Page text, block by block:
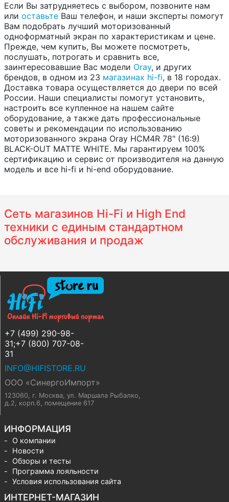
Если Вы затрудняетесь с выбором, позвоните нам
или оставьте Ваш телефон, и наши эксперты помогут
Вам подобрать лучший моторизованный
одноформатный экран по характеристикам и цене.
Прежде, чем купить, Вы можете посмотреть,
послушать, потрогать и сравнить все,
заинтересовавшие Вас модели Oray, и других
брендов, в одном из 23 магазинах hi-fi, в 18 городах.
Доставка товара осуществляется до двери по всей
России. Наши специалисты помогут установить,
настроить все купленное на нашем сайте
оборудование, а также дать профессиональные
советы и рекомендации по использованию
моторизованного экрана Oray HCM4R 78" (16:9)
BLACK-OUT MATTE WHITE. Мы гарантируем 100%
сертификацию и сервис от производителя на данную
модель и все hi-fi и hi-end оборудование.
Сеть магазинов Hi-Fi и High End
техники с единым стандартном
обслуживания и продаж
+7 (499) 290-98-
31;+7 (800) 707-08-
31
INFO@HIFISTORE.RU
ООО «СинергоИмпорт»
123060, г. Москва, ул. Маршала Рыбалко,
д.2, корп.6, помещение 617
ИНФОРМАЦИЯ
О компании
Новости
Обзоры и тесты
Программа лояльности
Условия использования сайта
ИНТЕРНЕТ-МАГАЗИН